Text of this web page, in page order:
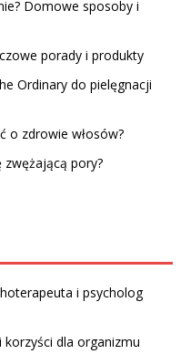
Domowe sposoby i
porady i produkty
Ordinary do pielęgnacji
o zdrowie włosów?
zwężającą pory?
i psycholog
dla organizmu